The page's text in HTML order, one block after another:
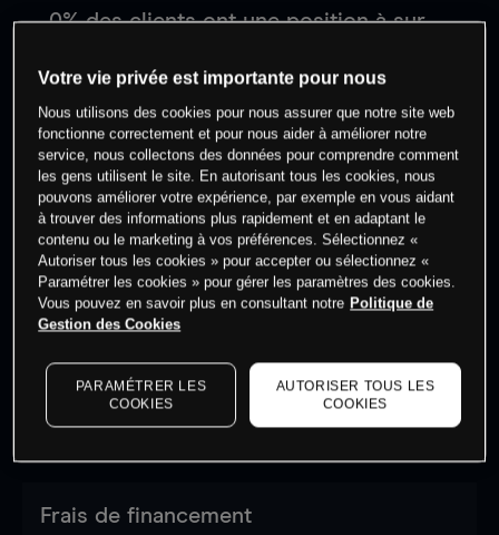
0% des clients ont une position àsur
Commencez à trader
Les prix sont indicatifs.Connectez-vouspour voir les
dernières données du marché.
Log in
to see latest
Frais de financement
Votre vie privée est importante pour nous
Nous utilisons des cookies pour nous assurer que notre site web
fonctionne correctement et pour nous aider à améliorer notre
service, nous collectons des données pour comprendre comment
les gens utilisent le site. En autorisant tous les cookies, nous
pouvons améliorer votre expérience, par exemple en vous aidant
à trouver des informations plus rapidement et en adaptant le
contenu ou le marketing à vos préférences. Sélectionnez «
Autoriser tous les cookies » pour accepter ou sélectionnez «
Paramétrer les cookies » pour gérer les paramètres des cookies.
Vous pouvez en savoir plus en consultant notre Politique de
Gestion des Cookies
PARAMÉTRER LES
COOKIES
AUTORISER TOUS LES
COOKIES